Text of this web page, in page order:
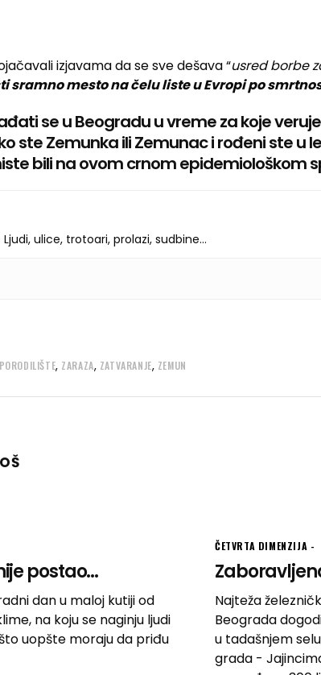
izjavama da se sve dešava “usred borbe
sramno mesto na čelu liste u Evropi po
se u Beogradu u vreme za koje
ste Zemunka ili Zemunac i rođeni ste u
bili na ovom crnom epidemiološkom
ulice, trotoari, prolazi, sudbine…
PORODILIŠTE, ZARAZA, ZATVARANJE, ZEMUN
postao...
dan u maloj kutiji od
na koju se naginju ljudi
uopšte moraju da priđu
ČETVRTA DIMENZIJA
Najteža
Beograda
u tadašnjem
grada -